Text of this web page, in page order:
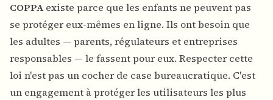
COPPAexiste parce que les enfants ne peuvent pas
se protéger eux-mêmes en ligne. Ils ont besoin que
les adultes — parents, régulateurs et entreprises
responsables — le fassent pour eux. Respecter cette
loi n'est pas un cocher de case bureaucratique. C'est
un engagement à protéger les utilisateurs les plus